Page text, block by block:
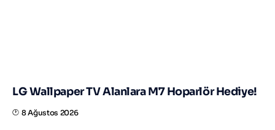
LG Wallpaper TV Alanlara M7 Hoparlör Hediye!
8 Ağustos 2026